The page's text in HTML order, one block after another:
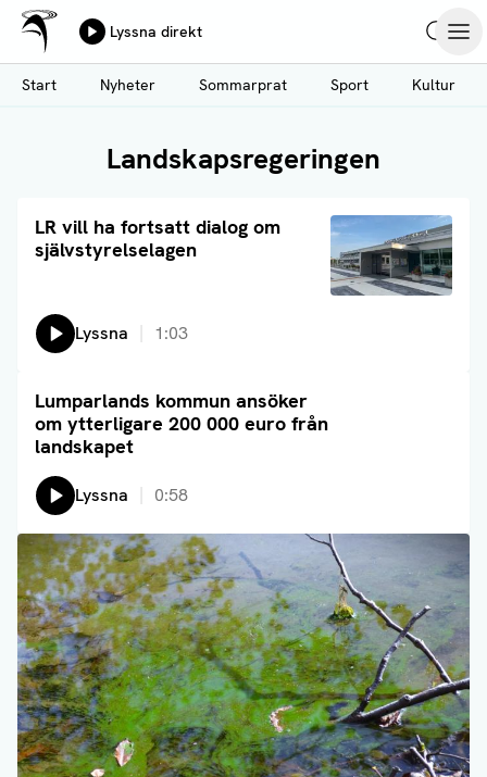
Hoppa
till
huvudinnehåll
Ålands Radio & TV
Lyssna direkt
Start
Nyheter Sommarprat Sport Kultur
Landskapsregeringen
LR vill ha fortsatt dialog om
självstyrelselagen
Läs artikel
Lyssna på:
Lyssna 1:03
Lumparlands kommun ansöker
om ytterligare 200 000 euro från
landskapet
Läs artikel
Lyssna 0:58